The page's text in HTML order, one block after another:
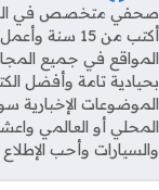
صحفي متخصص في
أكتب من 15 سنة
المواقع في جميع
بحيادية تامة وأفضل
الموضوعات الإخبارية
المحلي أو العالمي
والسيارات وأحب